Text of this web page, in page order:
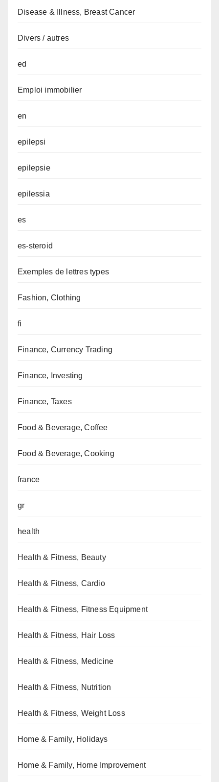
Disease & Illness, Breast Cancer
Divers / autres
ed
Emploi immobilier
en
epilepsi
epilepsie
epilessia
es
es-steroid
Exemples de lettres types
Fashion, Clothing
fi
Finance, Currency Trading
Finance, Investing
Finance, Taxes
Food & Beverage, Coffee
Food & Beverage, Cooking
france
gr
health
Health & Fitness, Beauty
Health & Fitness, Cardio
Health & Fitness, Fitness Equipment
Health & Fitness, Hair Loss
Health & Fitness, Medicine
Health & Fitness, Nutrition
Health & Fitness, Weight Loss
Home & Family, Holidays
Home & Family, Home Improvement